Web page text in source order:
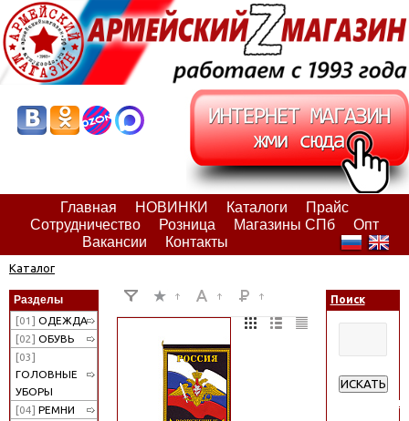
Главная НОВИНКИ Каталоги
Прайс
Сотрудничество
Розница Магазины СПб
Опт
Вакансии
Контакты
Каталог
Разделы
[01] ОДЕЖДА
[02] ОБУВЬ
[03]
ГОЛОВНЫЕ
УБОРЫ
[04] РЕМНИ
Поиск
ИСКАТЬ